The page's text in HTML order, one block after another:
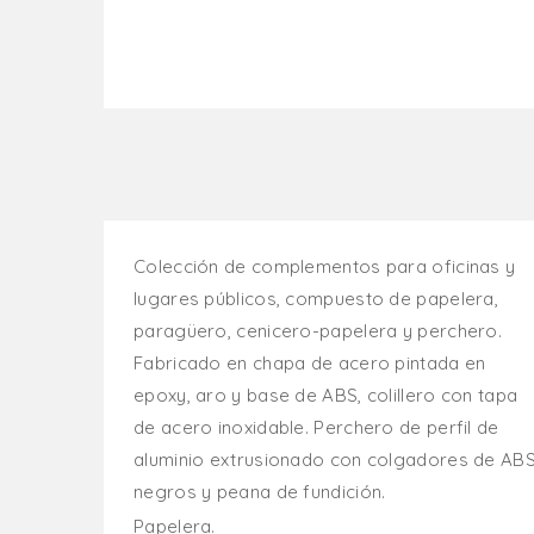
Colección de complementos para oficinas y
lugares públicos, compuesto de papelera,
paragüero, cenicero-papelera y perchero.
Fabricado en chapa de acero pintada en
epoxy, aro y base de ABS, colillero con tapa
de acero inoxidable. Perchero de perfil de
aluminio extrusionado con colgadores de ABS
negros y peana de fundición.
Papelera.